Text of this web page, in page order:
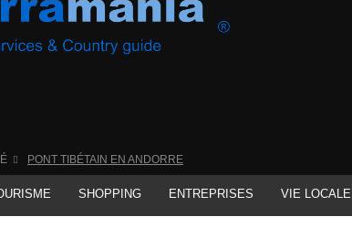
PONT TIBÉTAIN EN ANDORRE
SHOPPING ENTREPRISES VIE LOCALE